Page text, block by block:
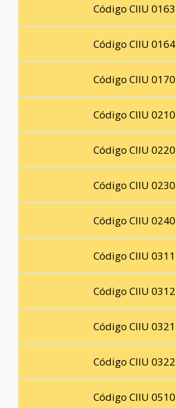
Código CIIU 0163
Código CIIU 0164
Código CIIU 0170
Código CIIU 0210
Código CIIU 0220
Código CIIU 0230
Código CIIU 0240
Código CIIU 0311
Código CIIU 0312
Código CIIU 0321
Código CIIU 0322
Código CIIU 0510